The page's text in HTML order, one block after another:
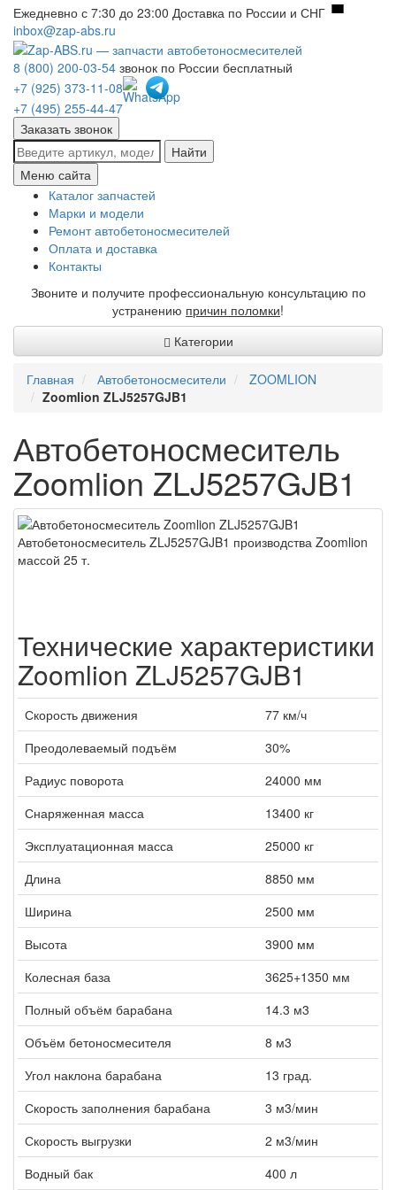
Ежедневно с 7:30 до 23:00 Доставка по России и СНГ
inbox@zap-abs.ru
8 (800) 200-03-54 звонок по России бесплатный
+7 (925) 373-11-08
+7 (495) 255-44-47
Заказать звонок
Найти
Меню сайта
Каталог запчастей
Марки и модели
Ремонт автобетоносмесителей
Оплата и доставка
Контакты
Звоните и получите профессиональную консультацию по
устранению причин поломки!
Категории
Главная Автобетоносмесители
ZOOMLION
Zoomlion ZLJ5257GJB1
Автобетоносмеситель
Zoomlion ZLJ5257GJB1
Автобетоносмеситель ZLJ5257GJB1 производства Zoomlion
массой 25 т.
Технические характеристики
Zoomlion ZLJ5257GJB1
Скорость движения
77 км/ч
Преодолеваемый подъём
30%
Радиус поворота
24000 мм
Снаряженная масса
13400 кг
Эксплуатационная масса
25000 кг
Длина
8850 мм
Ширина
2500 мм
Высота
3900 мм
Колесная база
3625+1350 мм
Полный объём барабана
14.3 м3
Объём бетоносмесителя
8 м3
Угол наклона барабана
13 град.
Скорость заполнения барабана
3 м3/мин
Скорость выгрузки
2 м3/мин
Водный бак
400 л